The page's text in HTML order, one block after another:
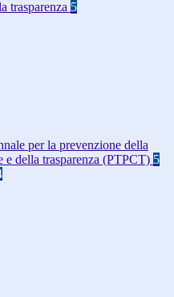
trasparenza 5
per la prevenzione della
e della trasparenza (PTPCT) 5